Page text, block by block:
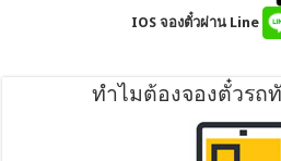
IOS จองตั๋วผ่าน Line
ทำไมต้องจองตั๋วรถ